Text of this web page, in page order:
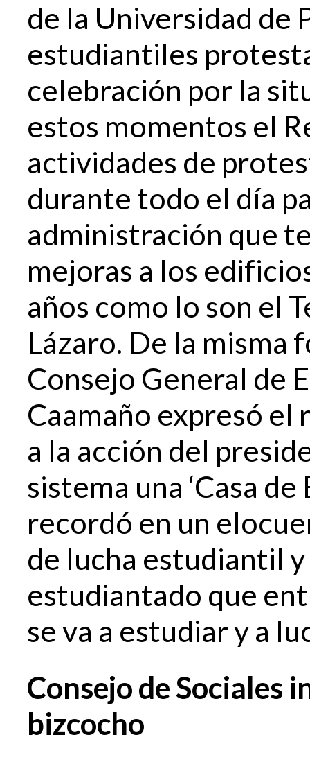
de la Universidad de
estudiantiles
celebración por la
estos momentos el
actividades de
durante todo el día
administración que
mejoras a los
años como lo son el
Lázaro. De la misma
Consejo General de
Caamaño expresó
a la acción del
sistema una ‘Casa de
recordó en un
de lucha estudiantil
estudiantado que
se va a estudiar y a
Consejo de Sociales
bizcocho